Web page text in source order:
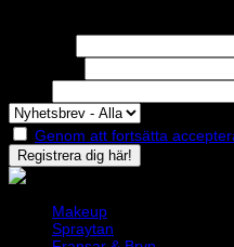
Genom att fortsätta
Makeup
Spraytan